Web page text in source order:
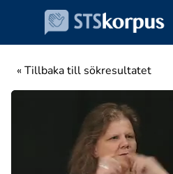
« Tillbaka till sökresultatet